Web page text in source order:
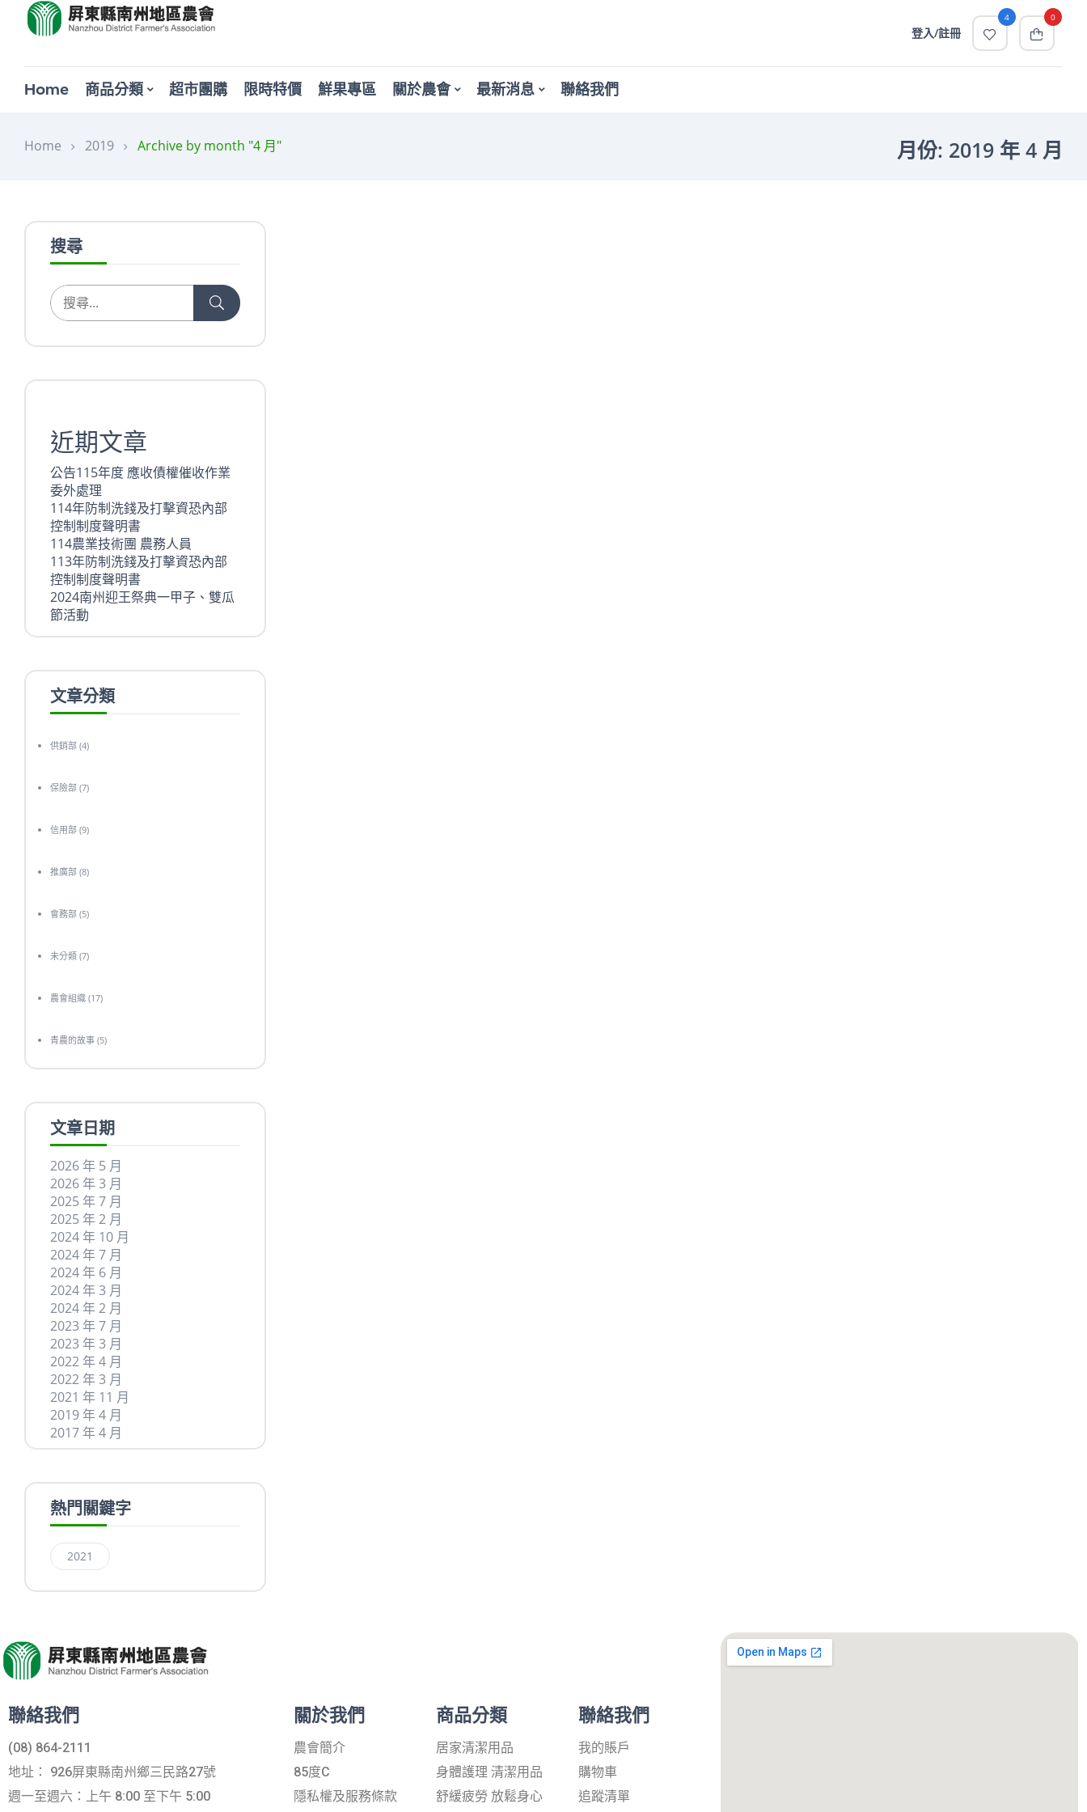
登入/註冊
4 0
Home 商品分類 超市團購 限時特價 鮮果專區 關於農會 最新消息 聯絡我們
月份: 2019 年 4 月
Home 2019 Archive by month "4 月"
搜尋
近期文章
公告115年度 應收債權催收作業
委外處理
114年防制洗錢及打擊資恐內部
控制制度聲明書
114農業技術團 農務人員
113年防制洗錢及打擊資恐內部
控制制度聲明書
2024南州迎王祭典一甲子、雙瓜
節活動
文章分類
供銷部 (4)
保險部 (7)
信用部 (9)
推廣部 (8)
會務部 (5)
未分類 (7)
農會組織 (17)
青農的故事 (5)
文章日期
2026 年 5 月
2026 年 3 月
2025 年 7 月
2025 年 2 月
2024 年 10 月
2024 年 7 月
2024 年 6 月
2024 年 3 月
2024 年 2 月
2023 年 7 月
2023 年 3 月
2022 年 4 月
2022 年 3 月
2021 年 11 月
2019 年 4 月
2017 年 4 月
熱門關鍵字
2021
聯絡我們
(08) 864-2111
地址： 926屏東縣南州鄉三民路27號
週一至週六：上午 8:00 至下午 5:00
關於我們
農會簡介
85度C
隱私權及服務條款
商品分類
居家清潔用品
身體護理 清潔用品
舒緩疲勞 放鬆身心
聯絡我們
我的賬戶
購物車
追蹤清單